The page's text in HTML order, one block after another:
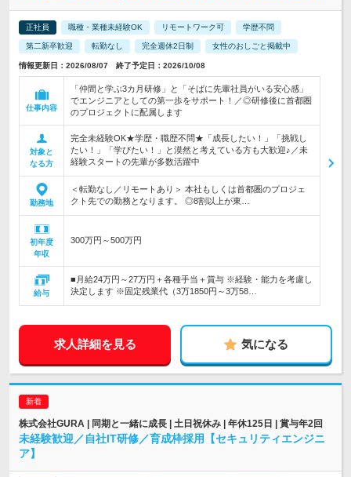
正社員 職種・業種未経験OK リモートワーク可 学歴不問
第二新卒歓迎 転勤なし 完全週休2日制 女性のおしごと掲載中
情報更新日：2026/08/07 終了予定日：2026/10/08
仕事内容
「仲間と学ぶ3カ月研修」と「そばに先輩社員がいる安心感」
でエンジニアとしての第一歩をサポート！／◎研修後に首都圏
のプロジェクトに配属します
対象と
なる方
完全未経験OK★学歴・職歴不問★「成長したい！」「挑戦し
たい！」「学びたい！」と漠然と考えている方も大歓迎♪／未
経験スタートの先輩が多数活躍中
勤務地
＜転勤なし／リモートあり＞ 本社もしくは首都圏のプロジェ
クト先での勤務となります。 ◎8割以上が東…
初年度
年収
300万円～500万円
給与
■月給24万円～27万円＋各種手当＋賞与 ※経験・能力を考慮し
決定します ※固定残業代（3万1850円～3万58…
求人詳細を見る 気になる
株式会社GURA | 同期と一緒に成長 | 土日祝休み | 年休125日 | 賞与年2回
未経験歓迎／自社IT研修／育成枠採用【セキュリティエンジニ
ア】